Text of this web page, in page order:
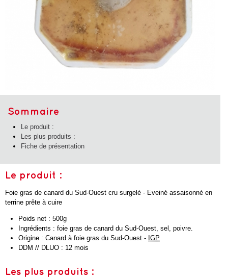
Sommaire
Le produit :
Les plus produits :
Fiche de présentation
Le produit :
Foie gras de canard du Sud-Ouest cru surgelé - Eveiné assaisonné en
terrine prête à cuire
Poids net : 500g
Ingrédients : foie gras de canard du Sud-Ouest, sel, poivre.
Origine : Canard à foie gras du Sud-Ouest - IGP
DDM // DLUO : 12 mois
Les plus produits :